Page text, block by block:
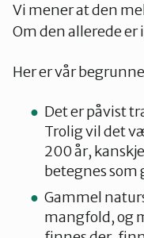
Vi mener at den
Om den allerede er
Her er vår
Det er påvist
Trolig vil det
200 år,
betegnes som
Gammel
mangfold, og